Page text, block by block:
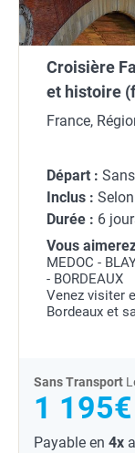
Croisière
et histoire
France,
Départ :
Inclus :
Durée : 6
Vous
MEDOC -
- BORDEAUX
Venez visiter
Bordeaux et
Sans Transport
1 195€
Payable en 4x